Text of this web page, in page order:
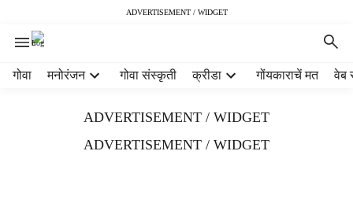
ADVERTISEMENT / WIDGET
गोवा मनोरंजन गोवा संस्कृती क्रीडा गोंयकाराचें मत वेब
ADVERTISEMENT / WIDGET
ADVERTISEMENT / WIDGET